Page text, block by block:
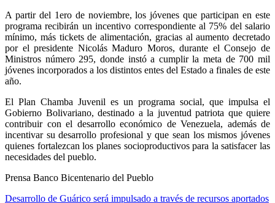
A partir del 1ero de noviembre, los jóvenes que participan en este
programa recibirán un incentivo correspondiente al 75% del salario
mínimo, más tickets de alimentación, gracias al aumento decretado
por el presidente Nicolás Maduro Moros, durante el Consejo de
Ministros número 295, donde instó a cumplir la meta de 700 mil
jóvenes incorporados a los distintos entes del Estado a finales de este
año.
El Plan Chamba Juvenil es un programa social, que impulsa el
Gobierno Bolivariano, destinado a la juventud patriota que quiere
contribuir con el desarrollo económico de Venezuela, además de
incentivar su desarrollo profesional y que sean los mismos jóvenes
quienes fortalezcan los planes socioproductivos para la satisfacer las
necesidades del pueblo.
Prensa Banco Bicentenario del Pueblo
Desarrollo de Guárico será impulsado a través de recursos aportados